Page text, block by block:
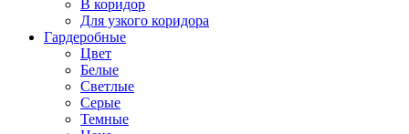
В коридор
Для узкого коридора
Гардеробные
Цвет
Белые
Светлые
Серые
Темные